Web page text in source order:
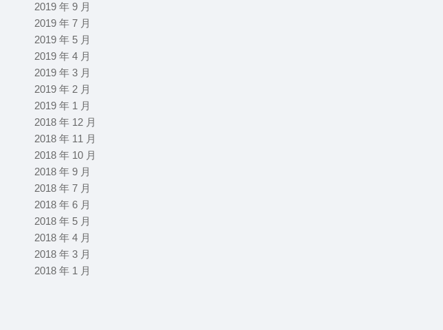
2019 年 9 月
2019 年 7 月
2019 年 5 月
2019 年 4 月
2019 年 3 月
2019 年 2 月
2019 年 1 月
2018 年 12 月
2018 年 11 月
2018 年 10 月
2018 年 9 月
2018 年 7 月
2018 年 6 月
2018 年 5 月
2018 年 4 月
2018 年 3 月
2018 年 1 月